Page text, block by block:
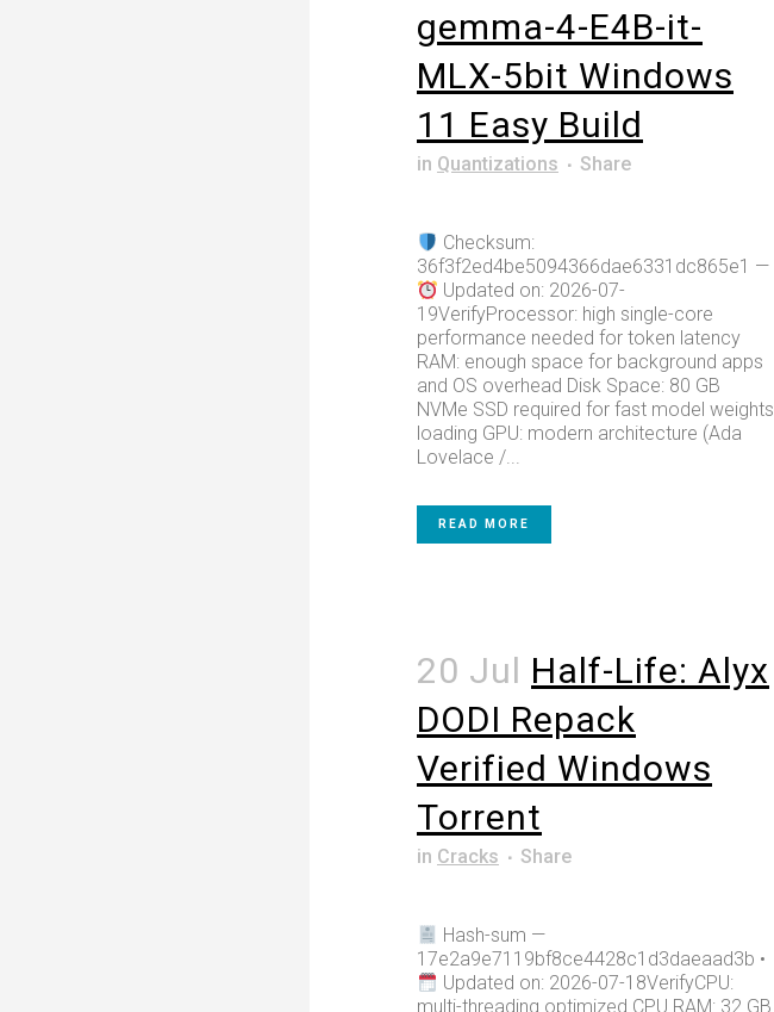
gemma-4-E4B-it-
MLX-5bit Windows
11 Easy Build
in Quantizations Share
Checksum:
36f3f2ed4be5094366dae6331dc865e1 —
Updated on: 2026-07-
19VerifyProcessor: high single-core
performance needed for token latency
RAM: enough space for background apps
and OS overhead Disk Space: 80 GB
NVMe SSD required for fast model weights
loading GPU: modern architecture (Ada
Lovelace /...
READ MORE
20 Jul Half-Life: Alyx
DODI Repack
Verified Windows
Torrent
in Cracks Share
Hash-sum —
17e2a9e7119bf8ce4428c1d3daeaad3b •
Updated on: 2026-07-18VerifyCPU:
multi-threading optimized CPU RAM: 32 GB